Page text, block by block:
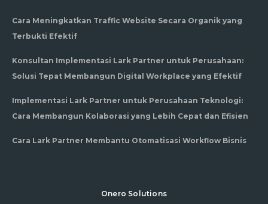
Cara Meningkatkan Traffic Website Secara Organik yang
Terbukti Efektif
Konsultan Implementasi Lark Partner untuk Perusahaan:
Solusi Tepat Membangun Digital Workplace yang Efektif
Implementasi Lark Partner untuk Perusahaan Teknologi:
Cara Membangun Kolaborasi yang Lebih Cepat dan Efisien
Cara Lark Partner Membantu Otomatisasi Workflow Bisnis
Onero Solutions